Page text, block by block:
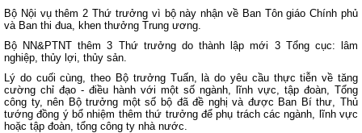
Bộ Nội vụ thêm 2 Thứ trưởng vì bộ này nhận về Ban Tôn giáo Chính phủ
và Ban thi đua, khen thưởng Trung ương.
Bộ NN&PTNT thêm 3 Thứ trưởng do thành lập mới 3 Tổng cục: lâm
nghiệp, thủy lợi, thủy sản.
Lý do cuối cùng, theo Bộ trưởng Tuấn, là do yêu cầu thực tiễn về tăng
cường chỉ đạo - điều hành với một số ngành, lĩnh vực, tập đoàn, Tổng
công ty, nên Bộ trưởng một số bộ đã đề nghị và được Ban Bí thư, Thủ
tướng đồng ý bổ nhiệm thêm thứ trưởng để phụ trách các ngành, lĩnh vực
hoặc tập đoàn, tổng công ty nhà nước.